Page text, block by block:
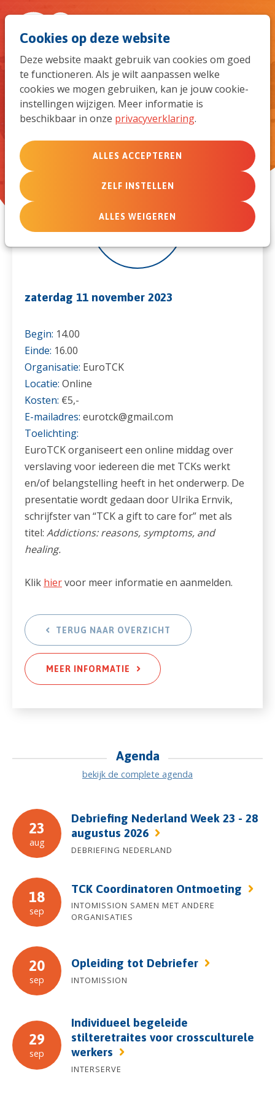
Cookies op deze website
Deze website maakt gebruik van cookies om goed
te functioneren. Als je wilt aanpassen welke
cookies we mogen gebruiken, kan je jouw cookie-
instellingen wijzigen. Meer informatie is
beschikbaar in onze privacyverklaring.
ALLES ACCEPTEREN
ZELF INSTELLEN
ALLES WEIGEREN
naar
de
Online EuroTCKx- Coming
Alongside TCKs Struggling with
Addictions
11
nov
zaterdag 11 november 2023
Begin: 14.00
Einde: 16.00
Organisatie: EuroTCK
Locatie: Online
Kosten: €5,-
E-mailadres: eurotck@gmail.com
Toelichting:
EuroTCK organiseert een online middag over
verslaving voor iedereen die met TCKs werkt
en/of belangstelling heeft in het onderwerp. De
presentatie wordt gedaan door Ulrika Ernvik,
schrijfster van “TCK a gift to care for” met als
titel: Addictions: reasons, symptoms, and
healing.
Klik hiervoor meer informatie en aanmelden.
TERUG NAAR OVERZICHT
MEER INFORMATIE
Agenda
bekijk de complete agenda
23
aug
Debriefing Nederland Week 23 - 28
augustus 2026
DEBRIEFING NEDERLAND
18
sep
TCK Coordinatoren Ontmoeting
INTOMISSION SAMEN MET ANDERE
ORGANISATIES
20
sep
Opleiding tot Debriefer
INTOMISSION
29
sep
Individueel begeleide
stilteretraites voor crossculturele
werkers
INTERSERVE